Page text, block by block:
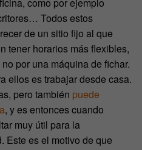
como por ejemplo
Todos estos
de un sitio fijo al que
tener horarios más flexibles,
por una máquina de fichar.
ellos es trabajar desde casa.
pero también puede
, y es entonces cuando
muy útil para la
Este es el motivo de que